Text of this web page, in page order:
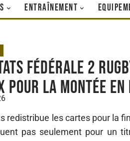
ENTRAÎNEMENT
Fédérale 2
pour la montée en
redistribue les cartes pour la
pas seulement pour un